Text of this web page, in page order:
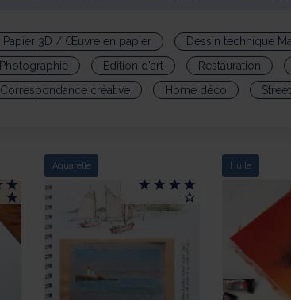
Papier 3D / Œuvre en papier Dessin technique
Photographie Edition d'art Restauration
Correspondance créative Home déco
Aquarelle Huile